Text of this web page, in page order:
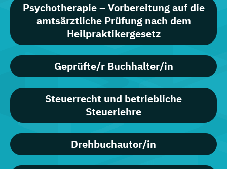
Psychotherapie – Vorbereitung auf die
amtsärztliche Prüfung nach dem
Heilpraktikergesetz
Geprüfte/r Buchhalter/in
Steuerrecht und betriebliche
Steuerlehre
Drehbuchautor/in